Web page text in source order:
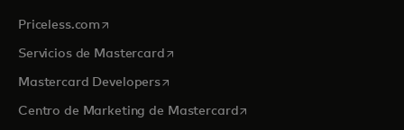
Priceless.com se abre en una pestaña nueva
Servicios de Mastercardse abre en una pestaña nueva
Mastercard Developersse abre en una pestaña nueva
Centro de Marketing de Mastercardse abre en una pestaña